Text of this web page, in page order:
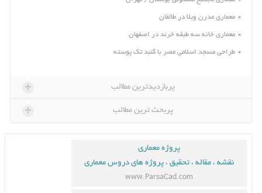
معماری مدرن ویلا در طالقان
معماری خانه سه طبقه خرند در اصفهان
طراحی مسجد اسلامی مصر با گنبد تک پوسته
پربازدیدترین مطالب +
پربحث ترین مطالب +
پروژه معماری
نقشه ، مقاله ، تحقیق ، پروژه های دروس معماری
www.ParsaCad.com